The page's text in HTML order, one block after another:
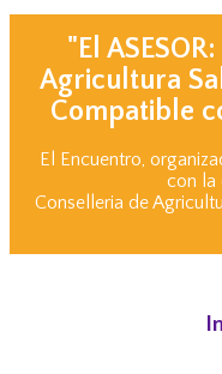
"El
Agricultura
Compatible
El Encuentro,
con la
Conselleria de